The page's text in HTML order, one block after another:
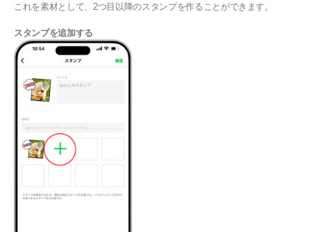
これを素材として、2つ目以降のスタンプを作ることができます。
スタンプを追加する